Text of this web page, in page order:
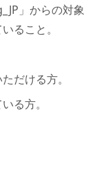
」からの対象
ること。
だける方。
る方。